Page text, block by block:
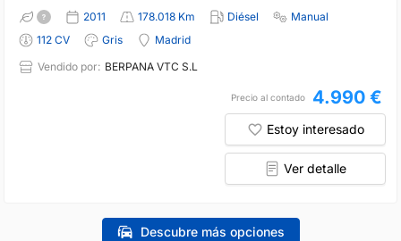
2011 178.018 Km Diésel
Manual
112 CV
Gris
Madrid
Vendido por: BERPANA VTC S.L
Precio al contado 4.990 €
Estoy interesado
Ver detalle
Descubre más opciones